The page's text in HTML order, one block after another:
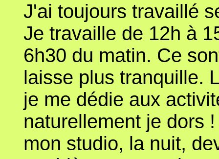
J'ai toujours travaillé
Je travaille de 12h à
6h30 du matin. Ce
laisse plus tranquille.
je me dédie aux
naturellement je dors
mon studio, la nuit,